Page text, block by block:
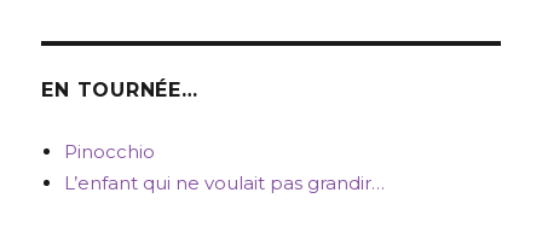
EN TOURNÉE…
Pinocchio
L’enfant qui ne voulait pas grandir…